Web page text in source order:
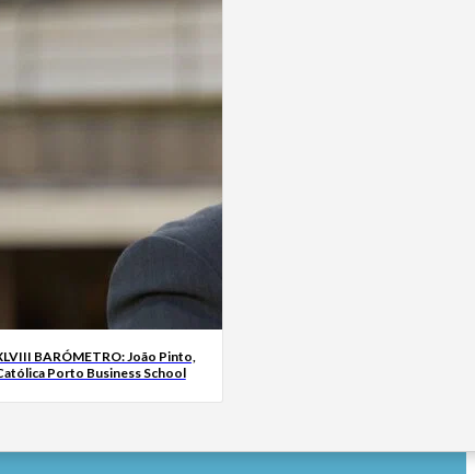
BARÓMETRO: João Pinto,
Porto Business School